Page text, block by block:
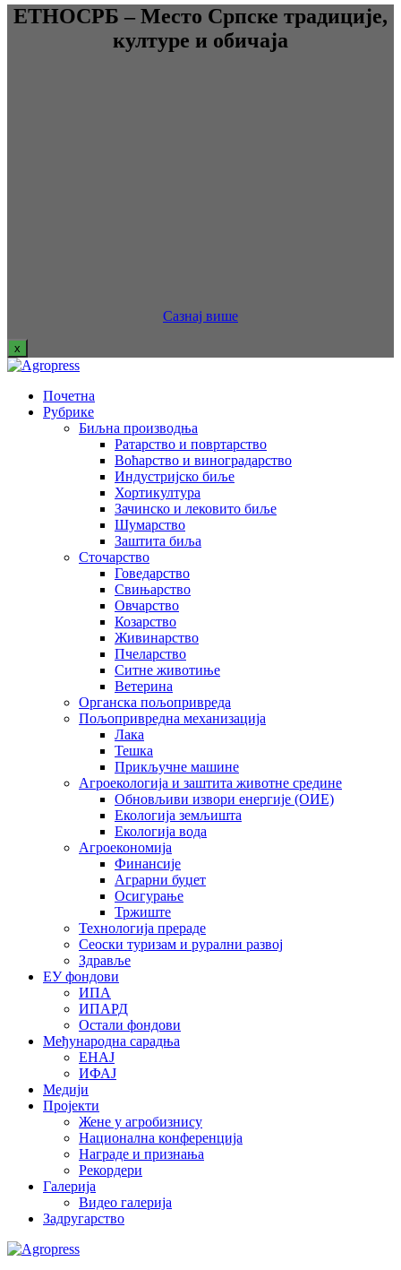
ЕТНОСРБ – Место Српске традиције,
културе и обичаја
Сазнај више
x
Почетна
Рубрике
Биљна производња
Ратарство и повртарство
Воћарство и виноградарство
Индустријско биље
Хортикултура
Зачинско и лековито биље
Шумарство
Заштита биља
Сточарство
Говедарство
Свињарство
Овчарство
Козарство
Живинарство
Пчеларство
Ситне животиње
Ветерина
Органска пољопривреда
Пољопривредна механизација
Лака
Тешка
Прикључне машине
Агроекологија и заштита животне средине
Обновљиви извори енергије (ОИЕ)
Екологија земљишта
Екологија вода
Агроекономија
Финансије
Аграрни буџет
Осигурање
Тржиште
Технологија прераде
Сеоски туризам и рурални развој
Здравље
ЕУ фондови
ИПА
ИПАРД
Остали фондови
Међународна сарадња
ЕНАЈ
ИФАЈ
Медији
Пројекти
Жене у агробизнису
Национална конференција
Награде и признања
Рекордери
Галерија
Видео галерија
Задругарство